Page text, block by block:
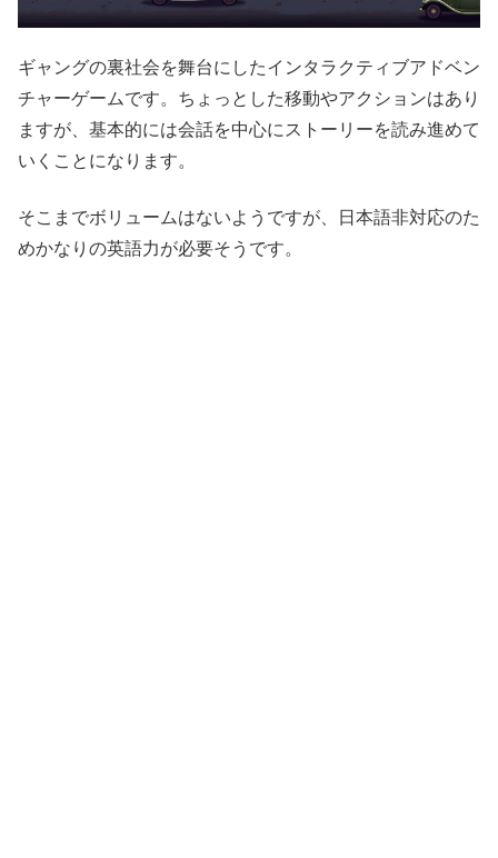
ギャングの裏社会を舞台にしたインタラクティブアドベン
チャーゲームです。ちょっとした移動やアクションはあり
ますが、基本的には会話を中心にストーリーを読み進めて
いくことになります。
そこまでボリュームはないようですが、日本語非対応のた
めかなりの英語力が必要そうです。